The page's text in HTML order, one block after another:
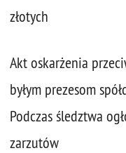
złotych
Akt oskarżenia
byłym prezesom
Podczas śledztwa
zarzutów